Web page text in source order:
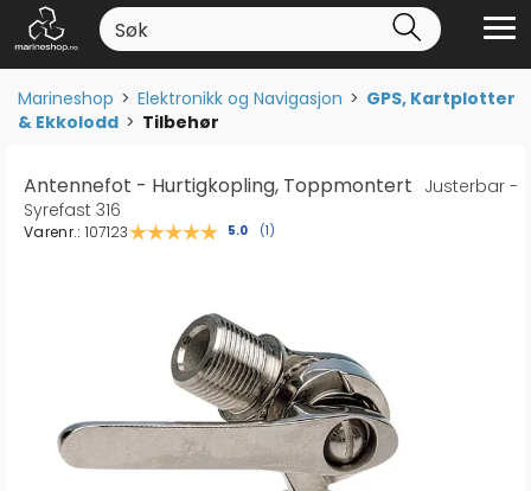
Marineshop>Elektronikk og Navigasjon>GPS, Kartplotter
& Ekkolodd>Tilbehør
Antennefot - Hurtigkopling, Toppmontert Justerbar -
Syrefast 316
Varenr.: 107123 Gjennomsnittskarakter:
5.0 (stemmer:
1)